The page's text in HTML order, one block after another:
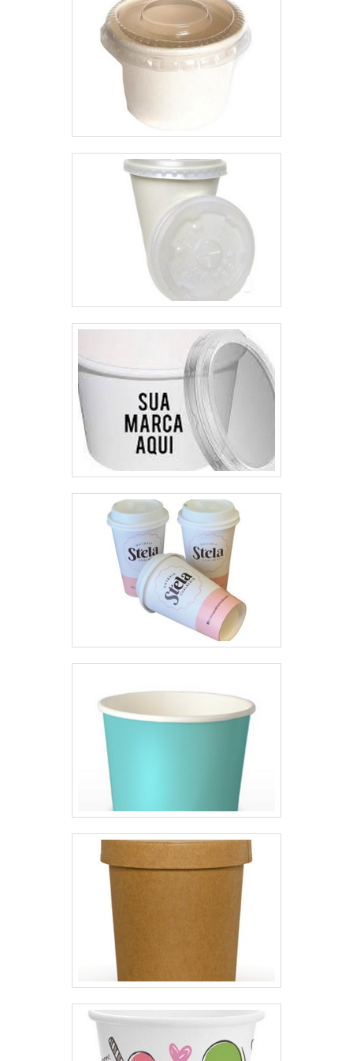
plástico. Além disso, a
companhia conta com produtos à
pronta entrega.
Sistema de atendimento
eficaz.Ainda com uma visão
analítica sobre stand up pouch
personalizado, mais do que visar
apenas lucratividade, deve
oferecer produtos e serviços que
tenham ótima qualidade e
ficam de fora no planejamento de
empresas que visam apenas o
lucro, deixando a desejar nos
outros fatores.Isso tudo é a
razão pela qual a MP
Embalagens Flexíveis é uma
empresa inovadora quando se
fala do segmento de indústria e
empresa foca No que há de
melhor na atualidade para os
clientes.EFICIÊNCIA E
QUALIDADE COMPROVADANa
MP Embalagens Flexíveis tem o
que há de melhor no mercado de
indústria e comércio de plástico
flexível. São diversas opções
disponibilizadas, como rótulos
adesivos para alimentos e stand
up pouch com zíper com ótima
qualidade e proteção.Com a
organização é possível tirar as
suas dúvidas sobre os serviços
do ramo, além de contar com os
melhores profissionais e
clientes, que são os maiores
objetivos da marca.A MP
Embalagens Flexíveis é uma
empresa que tem sido apontada
de forma positiva no mercado
por toda seriedade e qualidade o
que garante a melhor
experiência de todos os clientes.